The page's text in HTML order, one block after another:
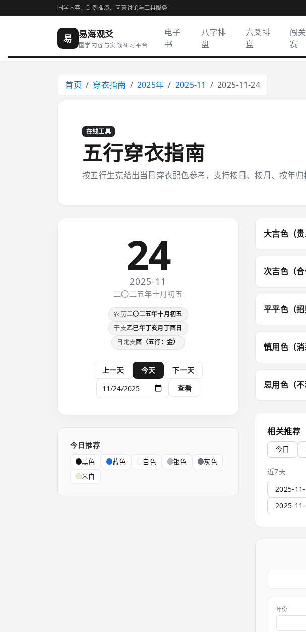
国学内容、卦例推演、问答讨论与工具服务
易 易海观爻
国学内容与实战研习平台
电子
书
八字排
盘
六爻排
盘
闯
赛
首页 穿衣指南 2025年 2025-11 2025-11-24
在线工具
五行穿衣指南
按五行生克给出当日穿衣配色参考，支持按日、按月、按年归
24
2025-11
二〇二五年十月初五
农历二〇二五年十月初五
干支乙巳年丁亥月丁酉日
日地支酉（五行：金）
上一天 今天
下一天
查看
今日推荐
黑色 蓝色 白色 银色
灰色
米白
大吉色（贵
次吉色（
平平色（招
慎用色（
忌用色（
相关推荐
今日
近7天
2025-
2025-
年份